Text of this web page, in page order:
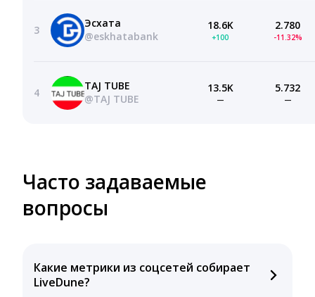
3
Эсхата
@eskhatabank
18.6K
+100
2.780
-11.32%
4
TAJ TUBE
@TAJ TUBE
13.5K
—
5.732
—
Часто задаваемые
вопросы
Какие метрики из соцсетей собирает
LiveDune?